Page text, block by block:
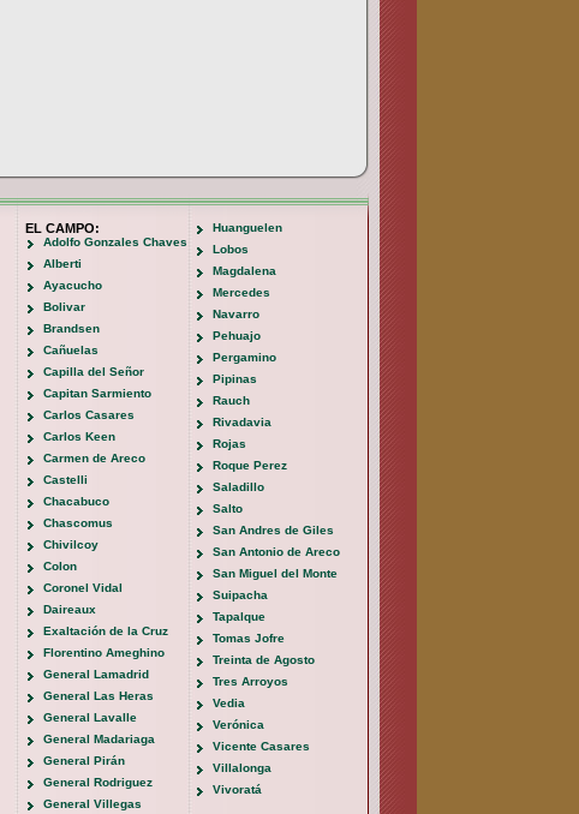
EL CAMPO:
Adolfo Gonzales Chaves
Alberti
Ayacucho
Bolivar
Brandsen
Cañuelas
Capilla del Señor
Capitan Sarmiento
Carlos Casares
Carlos Keen
Carmen de Areco
Castelli
Chacabuco
Chascomus
Chivilcoy
Colon
Coronel Vidal
Daireaux
Exaltación de la Cruz
Florentino Ameghino
General Lamadrid
General Las Heras
General Lavalle
General Madariaga
General Pirán
General Rodriguez
General Villegas
Huanguelen
Lobos
Magdalena
Mercedes
Navarro
Pehuajo
Pergamino
Pipinas
Rauch
Rivadavia
Rojas
Roque Perez
Saladillo
Salto
San Andres de Giles
San Antonio de Areco
San Miguel del Monte
Suipacha
Tapalque
Tomas Jofre
Treinta de Agosto
Tres Arroyos
Vedia
Verónica
Vicente Casares
Villalonga
Vivoratá